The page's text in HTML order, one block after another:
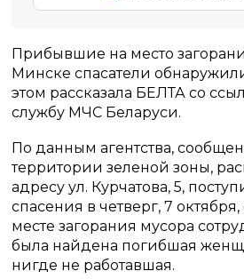
Прибывшие на место
Минске спасатели
этом рассказала БЕЛТА со
службу МЧС Беларуси.
По данным агентства,
территории зеленой зоны,
адресу ул. Курчатова, 5,
спасения в четверг, 7 октября,
месте загорания мусора
была найдена погибшая
нигде не работавшая.